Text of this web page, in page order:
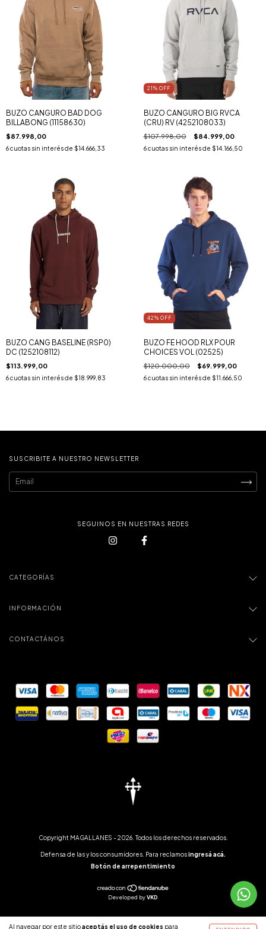
Al navegar por este sitioaceptás el uso de cookies para
BUZO CANGURO BAD DOG
BILLABONG (11158630)
$87.998,00
6cuotas sin interés de $14.666,33
21 % OFF
BUZO CANGURO BIG RVCA
(CRU) RV (4252108033)
$107.998,00 $84.999,00
6 cuotas sin interés de $14.166,50
BUZO CANG BASELINE (RSP0)
DC (1252108112)
$113.999,00
6cuotas sin interés de $18.999,83
42 % OFF
BUZO FE HOOD RLX POUR
CHOICES VOL (02525)
$120.000,00 $69.999,00
6 cuotas sin interés de $11.666,50
SUSCRIBITE A NUESTRO NEWSLETTER
SEGUINOS EN NUESTRAS REDES
CATEGORÍAS
INFORMACIÓN
CONTACTÁNOS
Copyright MAGALLANES - 2026. Todos los derechos reservados.
Defensa de las y los consumidores. Para reclamosingresá acá.
Botón de arrepentimiento
Developed byVKD